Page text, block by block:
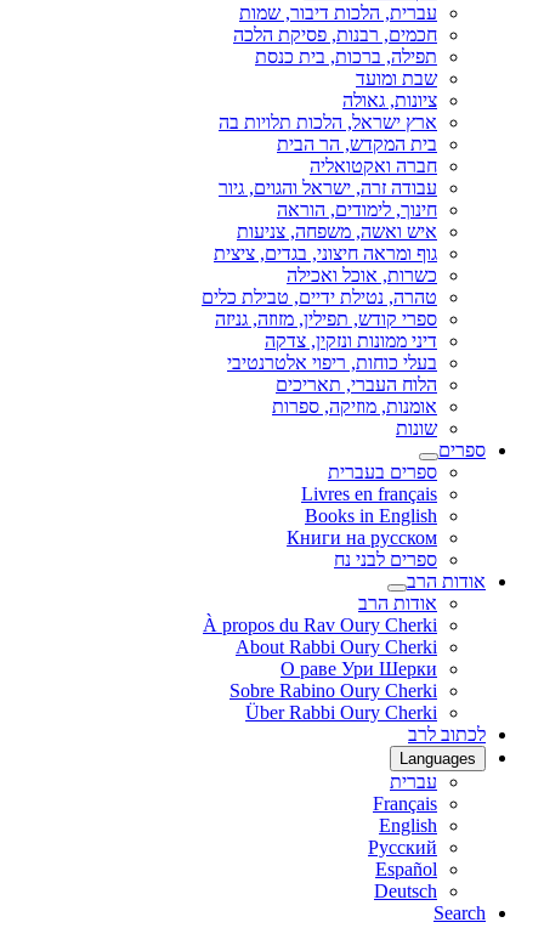
עברית, הלכות דיבור, שמות
חכמים, רבנות, פסיקת הלכה
תפילה, ברכות, בית כנסת
שבת ומועד
ציונות, גאולה
ארץ ישראל, הלכות תלויות בה
בית המקדש, הר הבית
חברה ואקטואליה
עבודה זרה, ישראל והגוים, גיור
חינוך, לימודים, הוראה
איש ואשה, משפחה, צניעות
גוף ומראה חיצוני, בגדים, ציצית
כשרות, אוכל ואכילה
טהרה, נטילת ידיים, טבילת כלים
ספרי קודש, תפילין, מזוזה, גניזה
דיני ממונות ונזקין, צדקה
בעלי כוחות, ריפוי אלטרנטיבי
הלוח העברי, תאריכים
אומנות, מוזיקה, ספרות
שונות
ספרים
ספרים בעברית
Livres en français
Books in English
Книги на русском
ספרים לבני נח
אודות הרב
אודות הרב
À propos du Rav Oury Cherki
About Rabbi Oury Cherki
О раве Ури Шерки
Sobre Rabino Oury Cherki
Über Rabbi Oury Cherki
לכתוב לרב
Languages
עברית
Français
English
Русский
Español
Deutsch
Search